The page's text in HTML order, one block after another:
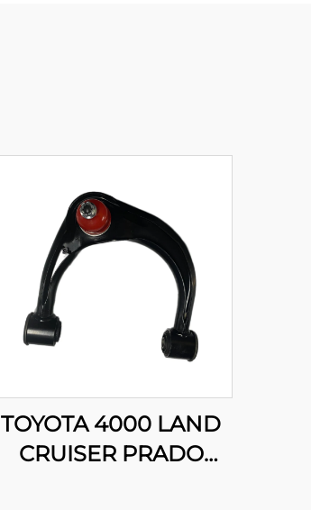
TOYOTA 4000 LAND
CRUISER PRADO